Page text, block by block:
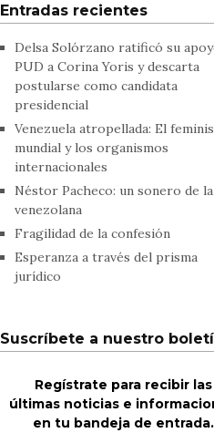
Entradas recientes
Delsa Solórzano ratificó su
PUD a Corina Yoris y descarta
postularse como candidata
presidencial
Venezuela atropellada: El
mundial y los organismos
internacionales
Néstor Pacheco: un sonero de la
venezolana
Fragilidad de la confesión
Esperanza a través del prisma
jurídico
Suscríbete a nuestro
Regístrate para recibir las
últimas noticias e
en tu bandeja de entrada.